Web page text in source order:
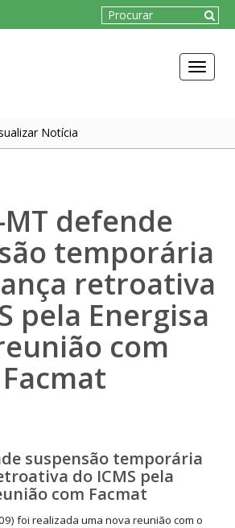
Toggle
Notícia
MT defende
temporária
retroativa
pela Energisa
com
Facmat
suspensão temporária
do ICMS pela
com Facmat
foi realizada uma nova reunião com o